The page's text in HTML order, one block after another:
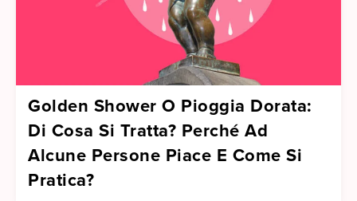
Golden Shower O Pioggia Dorata:
Di Cosa Si Tratta? Perché Ad
Alcune Persone Piace E Come Si
Pratica?